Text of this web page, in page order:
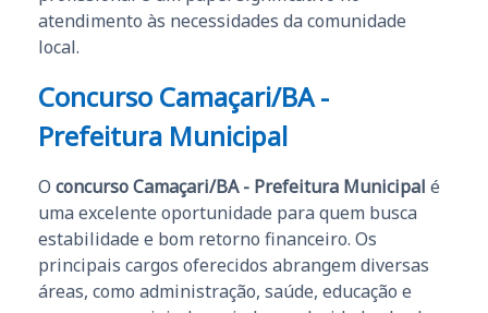
atendimento às necessidades da comunidade
local.
Concurso Camaçari/BA -
Prefeitura Municipal
O concurso Camaçari/BA - Prefeitura Municipal é
uma excelente oportunidade para quem busca
estabilidade e bom retorno financeiro. Os
principais cargos oferecidos abrangem diversas
áreas, como administração, saúde, educação e